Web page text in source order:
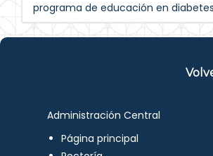
programa de educación en diabetes
Administración Central
Página principal